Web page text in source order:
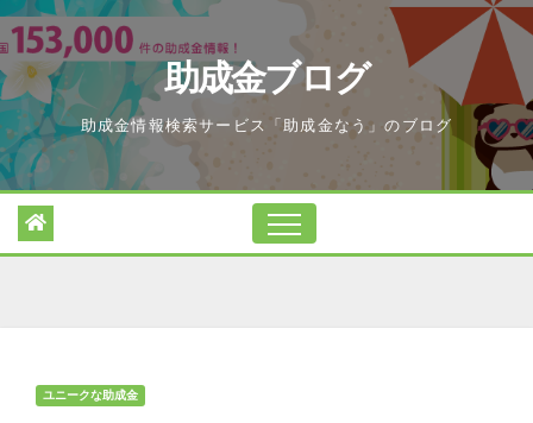
Skip
to
content
助成金ブログ
助成金情報検索サービス「助成金なう」のブログ
ユニークな助成金